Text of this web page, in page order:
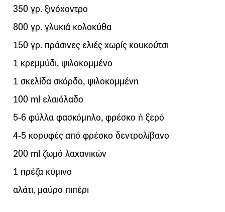
350 γρ. ξινόχοντρο
800 γρ. γλυκιά κολοκύθα
150 γρ. πράσινες ελιές χωρίς κουκούτσι
1 κρεμμύδι, ψιλοκομμένο
1 σκελίδα σκόρδο, ψιλοκομμένη
100 ml ελαιόλαδο
5-6 φύλλα φασκόμηλο, φρέσκο ή ξερό
4-5 κορυφές από φρέσκο δεντρολίβανο
200 ml ζωμό λαχανικών
1 πρέζα κύμινο
αλάτι, μαύρο πιπέρι